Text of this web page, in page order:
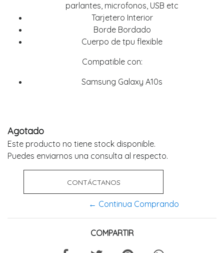
parlantes, microfonos, USB etc
Tarjetero Interior
Borde Bordado
Cuerpo de tpu flexible
Compatible con:
Samsung Galaxy A10s
Agotado
Este producto no tiene stock disponible.
Puedes enviarnos una consulta al respecto.
CONTÁCTANOS
← Continua Comprando
COMPARTIR